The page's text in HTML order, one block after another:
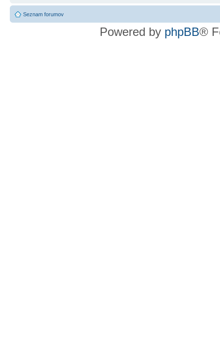
Seznam forumov
Powered by phpBB®